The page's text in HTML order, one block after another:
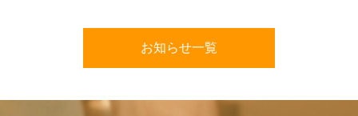
お知らせ一覧